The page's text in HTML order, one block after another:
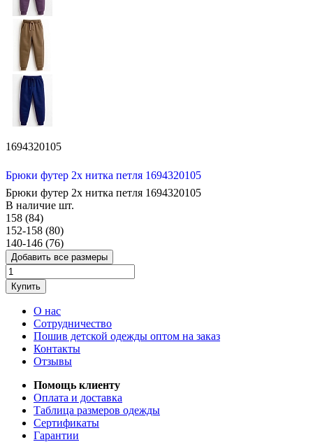
1694320105
Брюки футер 2х нитка петля 1694320105
Брюки футер 2х нитка петля 1694320105
В наличие шт.
158 (84)
152-158 (80)
140-146 (76)
Добавить все размеры
Купить
О нас
Сотрудничество
Пошив детской одежды оптом на заказ
Контакты
Отзывы
Помощь клиенту
Оплата и доставка
Таблица размеров одежды
Сертификаты
Гарантии